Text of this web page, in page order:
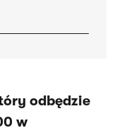
odbędzie
w